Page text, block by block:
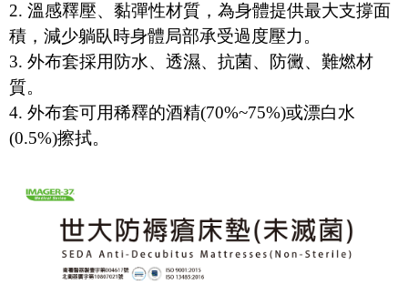
2. 溫感釋壓、黏彈性材質， 為身體提供最大支撐面
積， 減少躺臥時身體局部承受過度壓力。
3. 外布套採用防水、透濕、抗菌、防黴、難燃材
質。
4. 外布套可用稀釋的酒精(70%~75%)或漂白水
(0.5%)擦拭。